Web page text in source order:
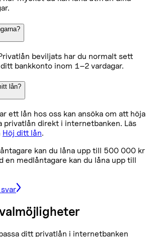
beviljats har du normalt sett
bankkonto inom 1–2 vardagar.
lån?
ett lån hos oss kan ansöka om att höja
privatlån direkt i internetbanken. Läs
Höj ditt lån.
kan du låna upp till 500 000 kr
en medlåntagare kan du låna upp till
ditt privatlån i internetbanken